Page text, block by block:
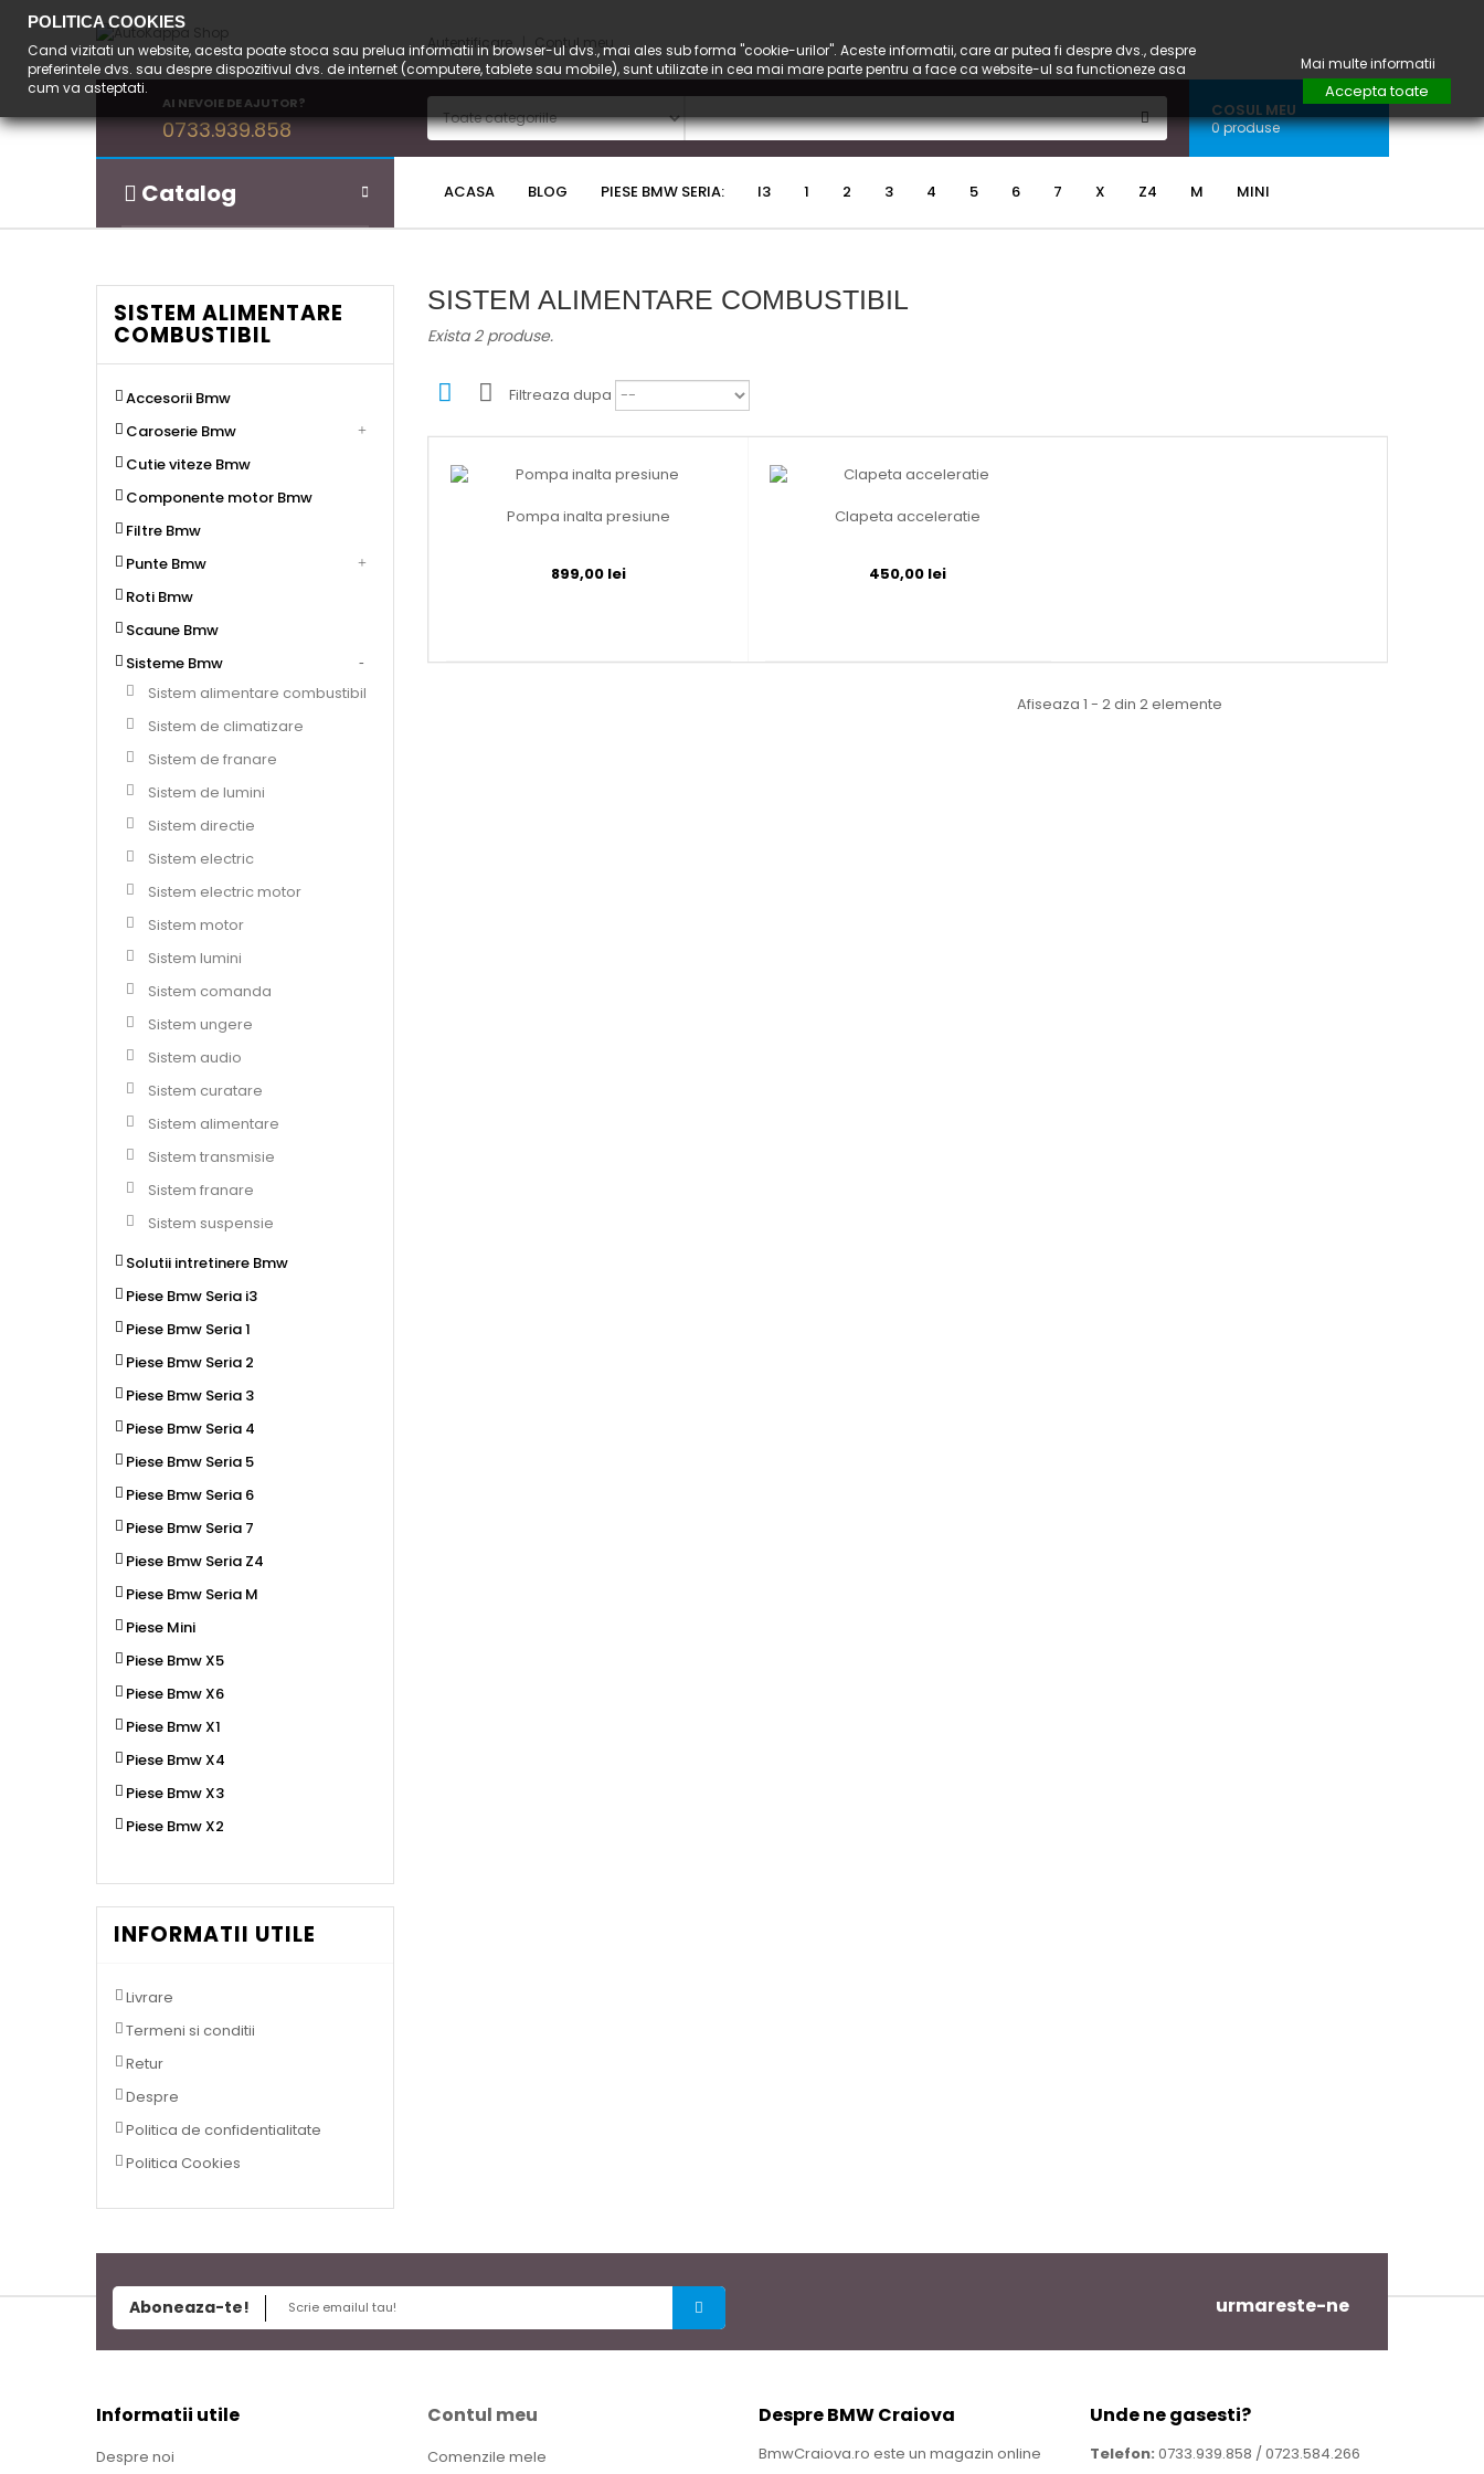
Autentificare Contul meu
AI NEVOIE DE AJUTOR?
0733.939.858
COSUL MEU
0 produse
Catalog ACASA BLOG PIESE BMW SERIA: I3 1 2 3 4 5 6 7 X Z4 M MINI
SISTEM ALIMENTARE
COMBUSTIBIL
Accesorii Bmw
Caroserie Bmw
Cutie viteze Bmw
Componente motor Bmw
Filtre Bmw
Punte Bmw
Roti Bmw
Scaune Bmw
Sisteme Bmw
Sistem alimentare combustibil
Sistem de climatizare
Sistem de franare
Sistem de lumini
Sistem directie
Sistem electric
Sistem electric motor
Sistem motor
Sistem lumini
Sistem comanda
Sistem ungere
Sistem audio
Sistem curatare
Sistem alimentare
Sistem transmisie
Sistem franare
Sistem suspensie
Solutii intretinere Bmw
Piese Bmw Seria i3
Piese Bmw Seria 1
Piese Bmw Seria 2
Piese Bmw Seria 3
Piese Bmw Seria 4
Piese Bmw Seria 5
Piese Bmw Seria 6
Piese Bmw Seria 7
Piese Bmw Seria Z4
Piese Bmw Seria M
Piese Mini
Piese Bmw X5
Piese Bmw X6
Piese Bmw X1
Piese Bmw X4
Piese Bmw X3
Piese Bmw X2
INFORMATII UTILE
Livrare
Termeni si conditii
Retur
Despre
Politica de confidentialitate
Politica Cookies
SISTEM ALIMENTARE COMBUSTIBIL
Exista 2 produse.
Filtreaza dupa
Pompa inalta presiune
899,00 lei
Clapeta acceleratie
450,00 lei
Afiseaza 1 - 2 din 2 elemente
Aboneaza-te! urmareste-ne
Informatii utile
Despre noi
Contul meu
Comenzile mele
Despre BMW Craiova
BmwCraiova.ro este un magazin online
Unde ne gasesti?
Telefon: 0733.939.858 / 0723.584.266
POLITICA COOKIES
Cand vizitati un website, acesta poate stoca sau prelua informatii in browser-ul dvs., mai ales sub forma "cookie-urilor". Aceste informatii, care ar putea fi despre dvs., despre
preferintele dvs. sau despre dispozitivul dvs. de internet (computere, tablete sau mobile), sunt utilizate in cea mai mare parte pentru a face ca website-ul sa functioneze asa
cum va asteptati.
Mai multe informatii
Accepta toate